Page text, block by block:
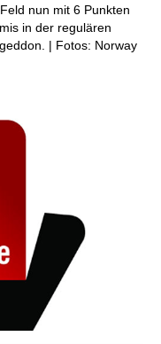
nun mit 6 Punkten
in der regulären
| Fotos: Norway